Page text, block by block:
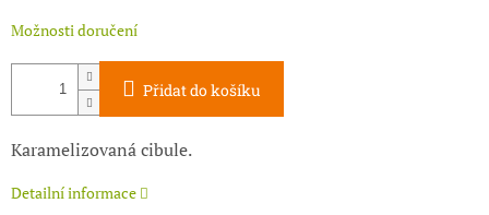
Možnosti doručení
Přidat do košíku
Karamelizovaná cibule.
Detailní informace